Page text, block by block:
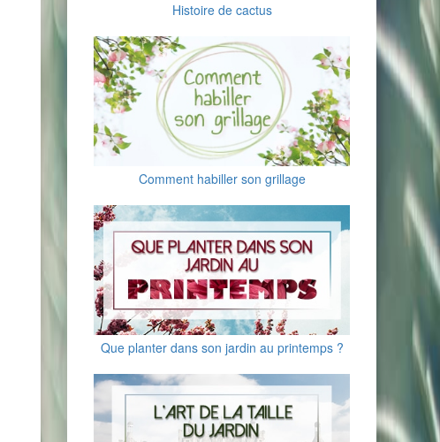
Histoire de cactus
Comment habiller son grillage
Que planter dans son jardin au printemps ?